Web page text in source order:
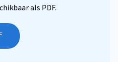
als PDF.